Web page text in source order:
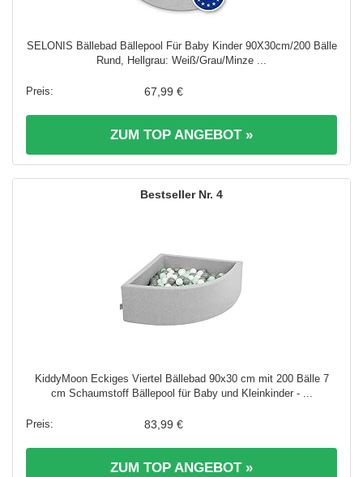
SELONIS Bällebad Bällepool Für Baby Kinder 90X30cm/200 Bälle
Rund, Hellgrau: Weiß/Grau/Minze ...
67,99 €
ZUM TOP ANGEBOT »
4
KiddyMoon Eckiges Viertel Bällebad 90x30 cm mit 200 Bälle 7
cm Schaumstoff Bällepool für Baby und Kleinkinder - ...
83,99 €
ZUM TOP ANGEBOT »